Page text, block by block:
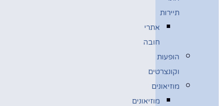
תיירות
אתרי
חובה
הופעות
וקונצרטים
מוזיאונים
מוזיאונים